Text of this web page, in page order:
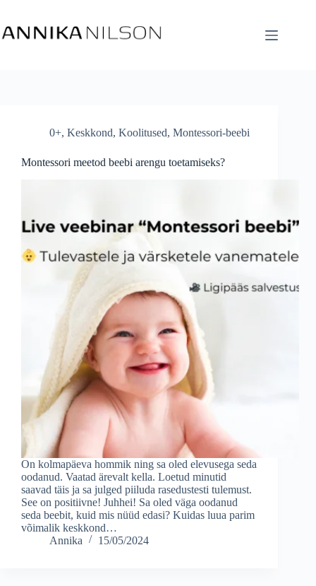
0+, Keskkond, Koolitused, Montessori-beebi
Montessori meetod beebi arengu toetamiseks?
On kolmapäeva hommik ning sa oled elevusega seda
oodanud. Vaatad ärevalt kella. Loetud minutid
saavad täis ja sa julged piiluda rasedustesti tulemust.
See on positiivne! Juhhei! Sa oled väga oodanud
seda beebit, kuid mis nüüd edasi? Kuidas luua parim
võimalik keskkond…
Annika
15/05/2024